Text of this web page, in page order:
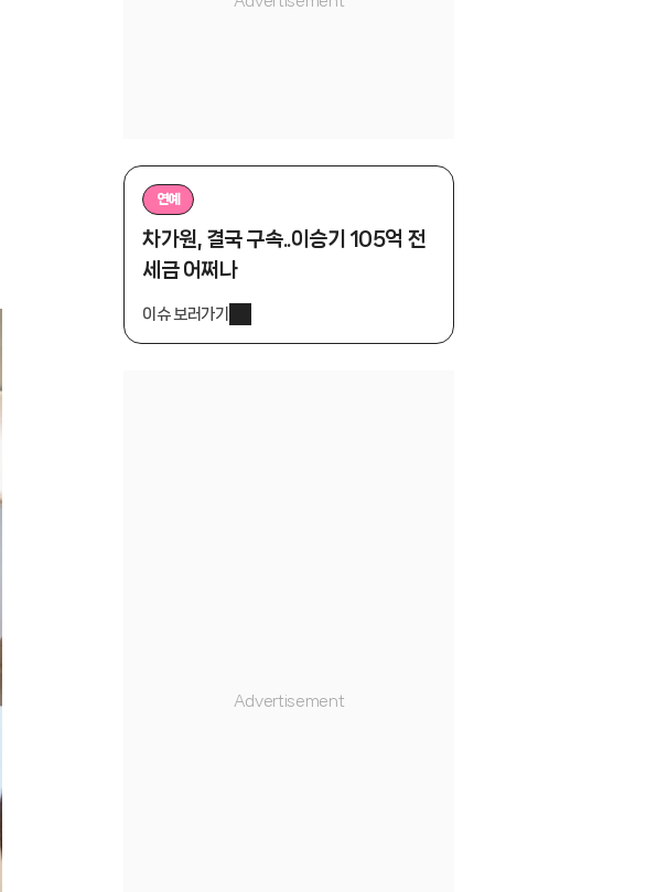
연예
차가원, 결국 구속..이승기 105억 전
세금 어쩌나
이슈 보러가기